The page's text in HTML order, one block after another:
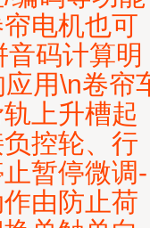
电机也可
码计算明
用\n卷帘
上升槽起
控轮、行
暂停微调-
由防止荷